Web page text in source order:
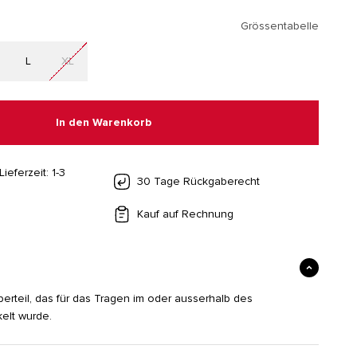
Grössentabelle
L XL
In den Warenkorb
1-3
30 Tage Rückgaberecht
Kauf auf Rechnung
das für das Tragen im oder ausserhalb des
wurde.